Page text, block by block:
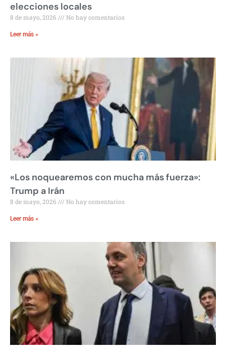
elecciones locales
8 de mayo, 2026 No hay comentarios
Leer más »
«Los noquearemos con mucha más fuerza»:
Trump a Irán
8 de mayo, 2026 No hay comentarios
Leer más »